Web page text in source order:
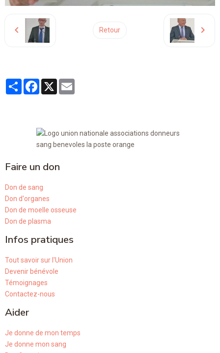
Retour
PartagerFacebook
X
Faire un don
Don de sang
Don d'organes
Don de moelle osseuse
Don de plasma
Infos pratiques
Tout savoir sur l'Union
Devenir bénévole
Témoignages
Contactez-nous
Aider
Je donne de mon temps
Je donne mon sang